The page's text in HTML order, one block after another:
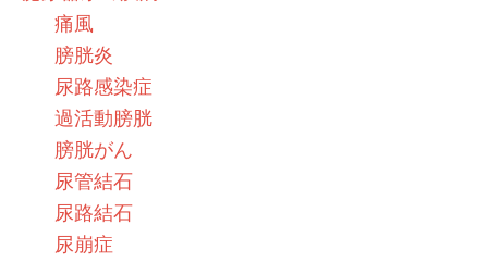
痛風
膀胱炎
尿路感染症
過活動膀胱
膀胱がん
尿管結石
尿路結石
尿崩症